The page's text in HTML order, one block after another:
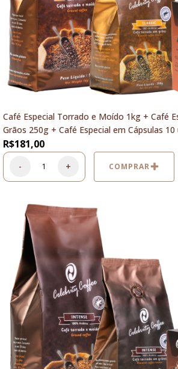
Café Especial Torrado e Moído 1kg + Café
Grãos 250g + Café Especial em Cápsulas
R$181,00
- + COMPRAR